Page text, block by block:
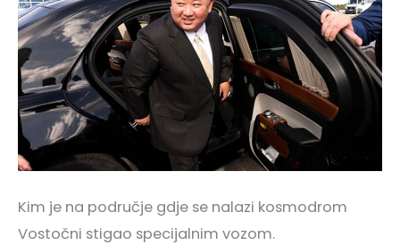
Kim je na područje gdje se nalazi kosmodrom
Vostočni stigao specijalnim vozom.